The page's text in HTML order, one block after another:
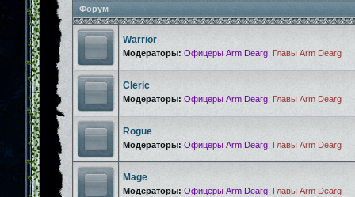
Форум
Warrior
Модераторы: Офицеры Arm Dearg Главы Arm Dearg
Cleric
Модераторы: Офицеры Arm Dearg Главы Arm Dearg
Rogue
Модераторы: Офицеры Arm Dearg Главы Arm Dearg
Mage
Модераторы: Офицеры Arm Dearg Главы Arm Dearg